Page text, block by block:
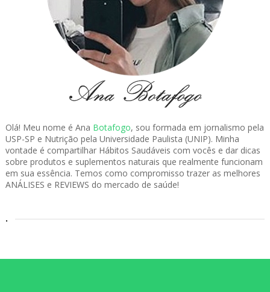
Olá! Meu nome é Ana Botafogo, sou formada em jornalismo pela
USP-SP e Nutrição pela Universidade Paulista (UNIP). Minha
vontade é compartilhar Hábitos Saudáveis com vocês e dar dicas
sobre produtos e suplementos naturais que realmente funcionam
em sua essência. Temos como compromisso trazer as melhores
ANÁLISES e REVIEWS do mercado de saúde!
.